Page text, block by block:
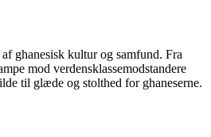
ghanesisk kultur og samfund. Fra
mod verdensklassemodstandere
til glæde og stolthed for ghaneserne.